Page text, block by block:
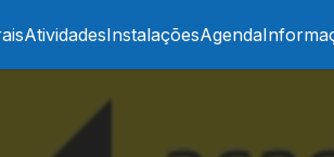
AtividadesInstalaçõesAgenda